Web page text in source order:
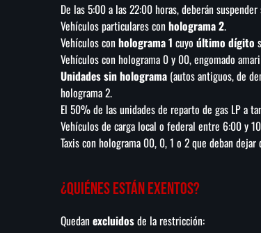
De las 5:00 a las 22:00 horas, deberán
Vehículos particulares con holograma 2.
Vehículos con holograma 1 cuyo último dígito
Vehículos con holograma 0 y 00, engomado
Unidades sin holograma (autos antiguos, de
holograma 2.
El 50% de las unidades de reparto de gas LP a
Vehículos de carga local o federal entre 6:00 y
Taxis con holograma 00, 0, 1 o 2 que deban
¿Quiénes están exentos?
Quedan excluidosde la restricción: